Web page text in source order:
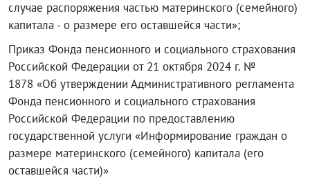
случае распоряжения частью материнского (семейного)
капитала - о размере его оставшейся части»;
Приказ Фонда пенсионного и социального страхования
Российской Федерации от 21 октября 2024 г. №
1878 «Об утверждении Административного регламента
Фонда пенсионного и социального страхования
Российской Федерации по предоставлению
государственной услуги «Информирование граждан о
размере материнского (семейного) капитала (его
оставшейся части)»